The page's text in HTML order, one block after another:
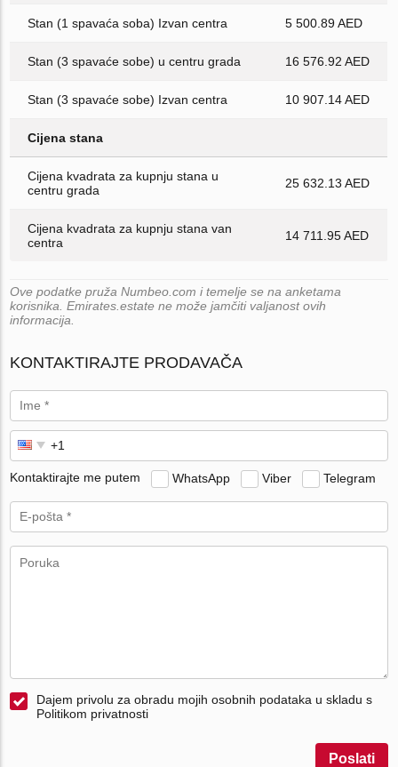
Stan (1 spavaća soba) Izvan centra 5 500.89 AED
Stan (3 spavaće sobe) u centru grada 16 576.92 AED
Stan (3 spavaće sobe) Izvan centra 10 907.14 AED
Cijena stana
Cijena kvadrata za kupnju stana u
centru grada
25 632.13 AED
Cijena kvadrata za kupnju stana van
centra
14 711.95 AED
Ove podatke pruža Numbeo.com i temelje se na anketama
korisnika. Emirates.estate ne može jamčiti valjanost ovih
informacija.
KONTAKTIRAJTE PRODAVAČA
Kontaktirajte me putem WhatsApp Viber Telegram
Dajem privolu za obradu mojih osobnih podataka u skladu s
Politikom privatnosti
Poslati